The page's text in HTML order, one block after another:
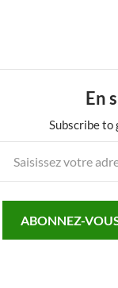
En
Subscribe
votre
mail…ABONNEZ-